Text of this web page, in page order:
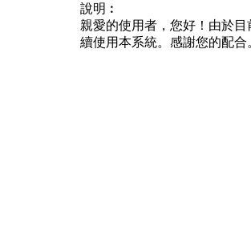
說明︰
親愛的使用者，您好！由於
續使用本系統。感謝您的配合